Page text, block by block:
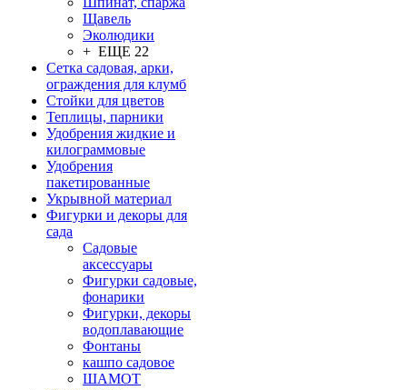
Щавель
Эколюдики
+ ЕЩЕ 22
Сетка садовая, арки,
ограждения для клумб
Стойки для цветов
Теплицы, парники
Удобрения жидкие и
килограммовые
Удобрения
пакетированные
Укрывной материал
Фигурки и декоры для
сада
Садовые
аксессуары
Фигурки садовые,
фонарики
Фигурки, декоры
водоплавающие
Фонтаны
кашпо садовое
ШАМОТ